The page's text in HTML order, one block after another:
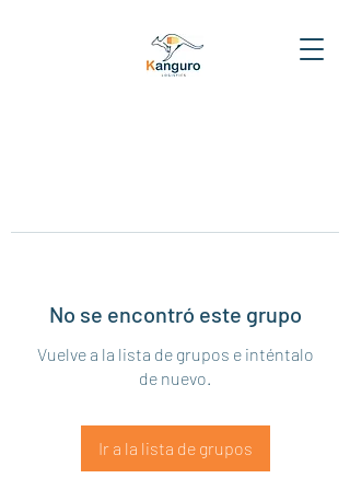
No se encontró este grupo
Vuelve a la lista de grupos e inténtalo
de nuevo.
Ir a la lista de grupos